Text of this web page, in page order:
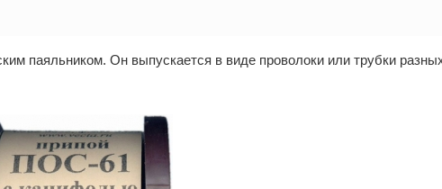
паяльником. Он выпускается в виде проволоки или трубки